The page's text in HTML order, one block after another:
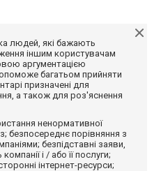
людей, які бажають
іншим користувачам
аргументацією
багатьом прийняти
призначені для
а також для роз'яснення
ненормативної
безпосереднє порівняння з
безпідставні заяви,
і / або її послуги;
інтернет-ресурси;